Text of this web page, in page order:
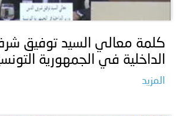
كلمة معالي السيد توفيق
الداخلية في الجمهورية
المزيد